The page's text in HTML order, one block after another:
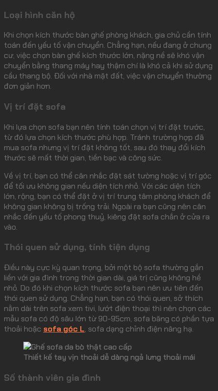
Loại hình căn hộ
Khi chọn kích thước bàn ghế phòng khách, gia chủ cần tính
toán đến yếu tố vận chuyển. Chẳng hạn, nếu đang ở chung
cư, việc chọn bàn ghế kích thước lớn, nặng nề sẽ khó vận
chuyển bằng thang máy hay thậm chí là khó cả khi sử dụng
cầu thang bộ. Đối với nhà mặt đất, việc vận chuyển thường
đơn giản hơn.
Vị trí đặt sofa
Khi lựa chọn sofa bạn nên tính toán chọn vị trí đặt trước,
từ đó lựa chọn kích thước phù hợp. Tránh trường hợp đã
mua sofa nhưng vị trí đặt không tốt, sau đó thay đổi kích
thước sẽ mất thời gian, tiền bạc và công sức.
Về vị trí, bạn có thể cân nhắc đặt sát tường hoặc vị trí góc
để tối ưu không gian nếu diện tích nhỏ. Với các diện tích
lớn, rộng, bạn có thể đặt ở vị trí trung tâm phòng khách để
không gian không bị trống trải. Ngoài ra bạn cũng nên cân
nhắc đến yếu tố phong thuỷ, kiêng đặt sofa chắn ở cửa ra
vào.
Thói quen sử dụng, tính tiện dụng
Điều này cực kỳ quan trọng, bởi một bộ sofa thường gắn
liền với gia đình trong thời gian dài, giá trị cũng không hề
nhỏ. Do đó khi chọn kích thước sofa bạn nên ưu tiên đến
thói quen sử dụng. Chẳng hạn, bạn có thói quen, sở thích
nằm dài trên sofa xem tivi, lướt điện thoại thì nên chọn các
mẫu sofa có độ sâu lớn từ 90-95cm, sofa băng có phần tựa
thoải hoặc sofa góc L, sofa dạng chỉnh điện nâng hạ.
Thiết kế tay vịn thoải dễ dàng ngả lưng thoải mái
Số thành viên gia đình